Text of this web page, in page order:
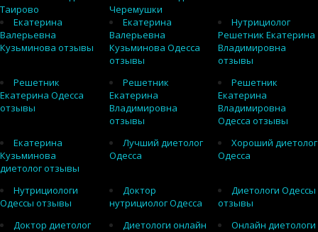
Таирово
Черемушки
Екатерина
Валерьевна
Кузьминова отзывы
Екатерина
Валерьевна
Кузьминова Одесса
отзывы
Нутрициолог
Решетник Екатерина
Владимировна
отзывы
Решетник
Екатерина Одесса
отзывы
Решетник
Екатерина
Владимировна
отзывы
Решетник
Екатерина
Владимировна
Одесса отзывы
Екатерина
Кузьминова
диетолог отзывы
Лучший диетолог
Одесса
Хороший диетолог
Одесса
Нутрициологи
Одессы отзывы
Доктор
нутрициолог Одесса
Диетологи Одессы
отзывы
Доктор диетолог
Диетологи онлайн
Онлайн диетологи